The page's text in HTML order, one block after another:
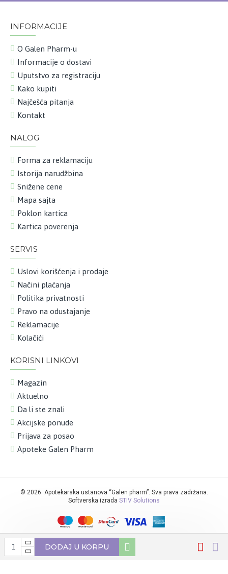
DODAJ U KORPU
INFORMACIJE
O Galen Pharm-u
Informacije o dostavi
Uputstvo za registraciju
Kako kupiti
Najčešća pitanja
Kontakt
NALOG
Forma za reklamaciju
Istorija narudžbina
Snižene cene
Mapa sajta
Poklon kartica
Kartica poverenja
SERVIS
Uslovi korišćenja i prodaje
Načini plaćanja
Politika privatnosti
Pravo na odustajanje
Reklamacije
Kolačići
KORISNI LINKOVI
Magazin
Aktuelno
Da li ste znali
Akcijske ponude
Prijava za posao
Apoteke Galen Pharm
© 2026. Apotekarska ustanova “Galen pharm”. Sva prava zadržana.
Softverska izrada STIV Solutions